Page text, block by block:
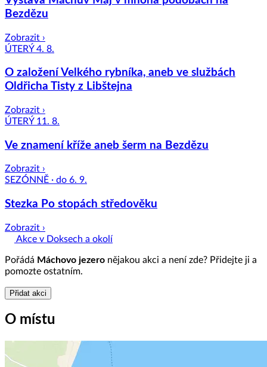
Bezdězu
Zobrazit ›
ÚTERÝ 4. 8.
O založení Velkého rybníka, aneb ve službách
Oldřicha Tisty z Libštejna
Zobrazit ›
ÚTERÝ 11. 8.
Ve znamení kříže aneb šerm na Bezdězu
Zobrazit ›
SEZÓNNĚ · do 6. 9.
Stezka Po stopách středověku
Zobrazit ›
Akce v Doksech a okolí
Pořádá Máchovo jezero nějakou akci a není zde? Přidejte ji a
pomozte ostatním.
Přidat akci
O místu